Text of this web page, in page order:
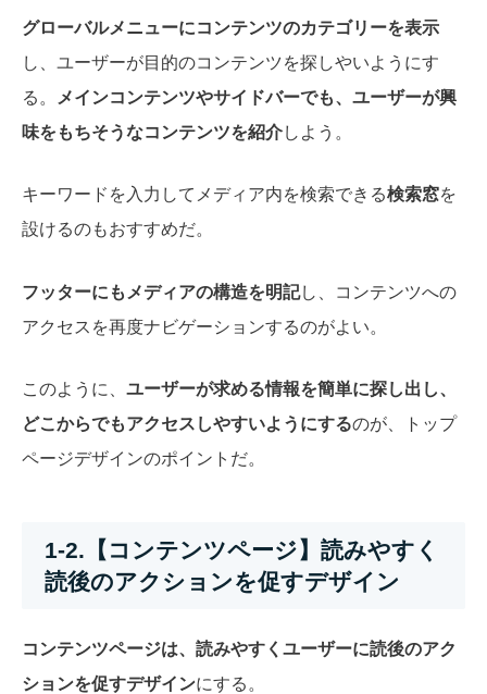
グローバルメニューにコンテンツのカテゴリーを表示
し、ユーザーが目的のコンテンツを探しやいようにす
る。
メインコンテンツやサイドバーでも、ユーザーが興
味をもちそうなコンテンツを紹介しよう。
キーワードを入力してメディア内を検索できる検索窓を
設けるのもおすすめだ。
フッターにもメディアの構造を明記し、コンテンツへの
アクセスを再度ナビゲーションするのがよい。
このように、 ユーザーが求める情報を簡単に探し出し、
どこからでもアクセスしやすいようにするのが、トップ
ページデザインのポイントだ。
1-2.【コンテンツページ】読みやすく
読後のアクションを促すデザイン
コンテンツページは、読みやすくユーザーに読後のアク
ションを促すデザインにする。